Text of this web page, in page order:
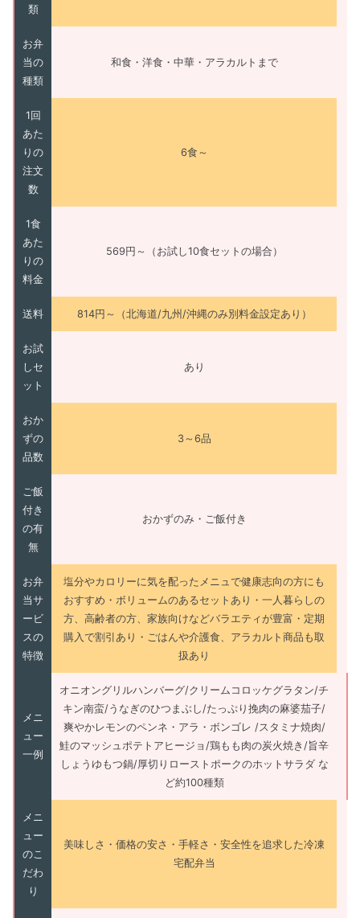
類
お弁
当の
種類
和食・洋食・中華・アラカルトまで
1回
あた
りの
注文
数
6食～
1食
あた
りの
料金
569円～（お試し10食セットの場合）
送料 814円～（北海道/九州/沖縄のみ別料金設定あり）
お試
しセ
ット
あり
おか
ずの
品数
3～6品
ご飯
付き
の有
無
おかずのみ・ご飯付き
お弁
当サ
ービ
スの
特徴
塩分やカロリーに気を配ったメニュで健康志向の方にも
おすすめ・ボリュームのあるセットあり・一人暮らしの
方、高齢者の方、家族向けなどバラエティが豊富・定期
購入で割引あり・ごはんや介護食、アラカルト商品も取
扱あり
メニ
ュー
一例
オニオングリルハンバーグ/クリームコロッケグラタン/チ
キン南蛮/うなぎのひつまぶし/たっぷり挽肉の麻婆茄子/
爽やかレモンのペンネ・アラ・ボンゴレ /スタミナ焼肉/
鮭のマッシュポテトアヒージョ/鶏もも肉の炭火焼き/旨辛
しょうゆもつ鍋/厚切りローストポークのホットサラダ な
ど約100種類
メニ
ュー
のこ
だわ
り
美味しさ・価格の安さ・手軽さ・安全性を追求した冷凍
宅配弁当